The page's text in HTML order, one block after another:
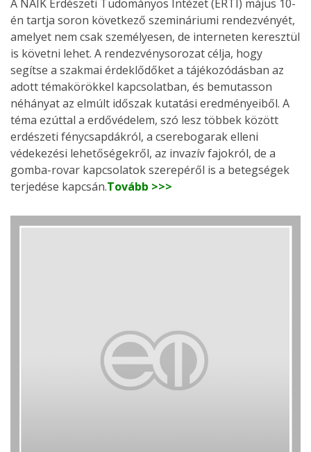
A NAIK Erdészeti Tudományos Intézet (ERTI) május 10-
én tartja soron következő szemináriumi rendezvényét,
amelyet nem csak személyesen, de interneten keresztül
is követni lehet. A rendezvénysorozat célja, hogy
segítse a szakmai érdeklődőket a tájékozódásban az
adott témakörökkel kapcsolatban, és bemutasson
néhányat az elmúlt időszak kutatási eredményeiből. A
téma ezúttal a erdővédelem, szó lesz többek között
erdészeti fénycsapdákról, a cserebogarak elleni
védekezési lehetőségekről, az invazív fajokról, de a
gomba-rovar kapcsolatok szerepéről is a betegségek
terjedése kapcsán.Tovább >>>